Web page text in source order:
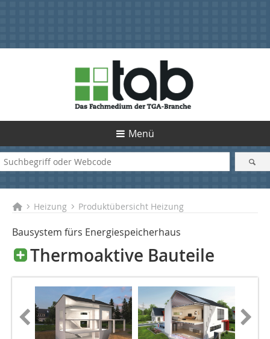
Menü
Heizung Produktübersicht Heizung
Bausystem fürs Energiespeicherhaus
Thermoaktive Bauteile